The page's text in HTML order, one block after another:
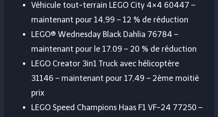
Véhicule tout-terrain LEGO City 4×4 60447 –
maintenant pour 14,99 – 12 % de réduction
LEGO® Wednesday Black Dahlia 76784 –
maintenant pour le 17.09 – 20 % de réduction
LEGO Creator 3in1 Truck avec hélicoptère
31146 – maintenant pour 17,49 – 2ème moitié
prix
LEGO Speed ​​​​Champions Haas F1 VF-24 77250 –